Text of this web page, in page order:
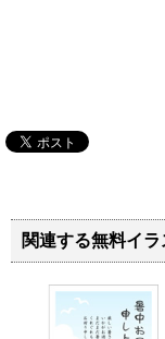
関連する無料イ